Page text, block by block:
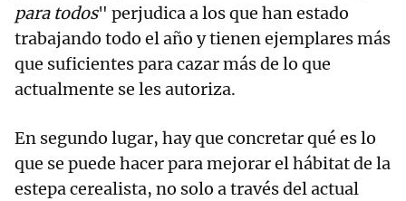
para todos" perjudica a los que han estado
trabajando todo el año y tienen ejemplares más
que suficientes para cazar más de lo que
actualmente se les autoriza.
En segundo lugar, hay que concretar qué es lo
que se puede hacer para mejorar el hábitat de la
estepa cerealista, no solo a través del actual